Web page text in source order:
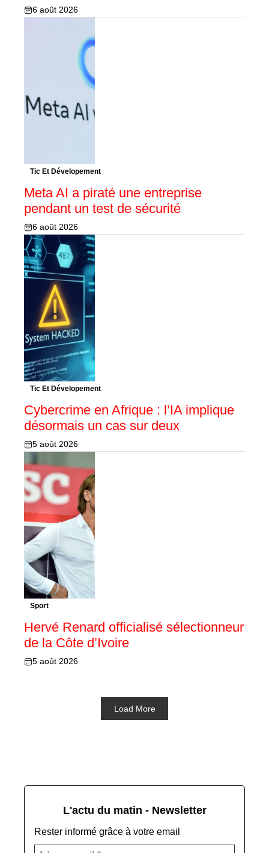
6 août 2026
Tic Et Dévelopement
Meta AI a piraté une entreprise
pendant un test de sécurité
6 août 2026
Tic Et Dévelopement
Cybercrime en Afrique : l’IA implique
désormais un cas sur deux
5 août 2026
Sport
Hervé Renard officialisé sélectionneur
de la Côte d’Ivoire
5 août 2026
Load More
L'actu du matin - Newsletter
Rester informé grâce à votre email